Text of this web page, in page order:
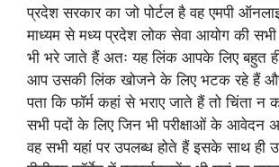
प्रदेश सरकार का जो पोर्टल है वह एमपी
माध्यम से मध्य प्रदेश लोक सेवा आयोग की सभी
भी भरे जाते हैं अतः यह लिंक आपके लिए बहुत ही
आप उसकी लिंक खोजने के लिए भटक रहे हैं
पता कि फॉर्म कहां से भराए जाते हैं तो चिंता न
सभी पदों के लिए जिन भी परीक्षाओं के आवेदन
वह सभी यहां पर उपलब्ध होते हैं इसके साथ ही